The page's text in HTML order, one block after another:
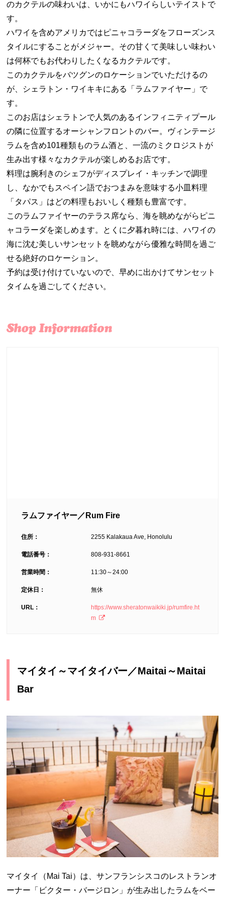
のカクテルの味わいは、いかにもハワイらしいテイストで
す。
ハワイを含めアメリカではピニャコラーダをフローズンス
タイルにすることがメジャー。その甘くて美味しい味わい
は何杯でもお代わりしたくなるカクテルです。
このカクテルをバツグンのロケーションでいただけるの
が、シェラトン・ワイキキにある「ラムファイヤー」で
す。
このお店はシェラトンで人気のあるインフィニティプール
の隣に位置するオーシャンフロントのバー。ヴィンテージ
ラムを含め101種類ものラム酒と、一流のミクロジストが
生み出す様々なカクテルが楽しめるお店です。
料理は腕利きのシェフがディスプレイ・キッチンで調理
し、なかでもスペイン語でおつまみを意味する小皿料理
「タパス」はどの料理もおいしく種類も豊富です。
このラムファイヤーのテラス席なら、海を眺めながらピニ
ャコラーダを楽しめます。とくに夕暮れ時には、ハワイの
海に沈む美しいサンセットを眺めながら優雅な時間を過ご
せる絶好のロケーション。
予約は受け付けていないので、早めに出かけてサンセット
タイムを過ごしてください。
ラムファイヤー／Rum Fire
住所： 2255 Kalakaua Ave, Honolulu
電話番号： 808-931-8661
営業時間： 11:30～24:00
定休日： 無休
URL：
https://www.sheratonwaikiki.jp/rumfire.ht
m
マイタイ～マイタイバー／Maitai～Maitai
Bar
マイタイ（Mai Tai）は、サンフランシスコのレストランオ
ーナー「ビクター・バージロン」が生み出したラムをベー